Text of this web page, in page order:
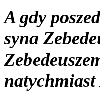
A gdy
syna